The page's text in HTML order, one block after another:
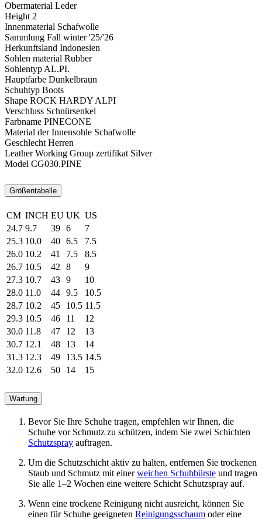
Obermaterial Leder
Height 2
Innenmaterial Schafwolle
Sammlung Fall winter '25/'26
Herkunftsland Indonesien
Sohlen material Rubber
Sohlentyp AL.PI.
Hauptfarbe Dunkelbraun
Schuhtyp Boots
Shape ROCK HARDY ALPI
Verschluss Schnürsenkel
Farbname PINECONE
Material der Innensohle Schafwolle
Geschlecht Herren
Leather Working Group zertifikat Silver
Model CG030.PINE
Größentabelle
CM INCH EU UK US
24.7 9.7 39 6
7
25.3 10.0 40 6.5
7.5
26.0 10.2 41 7.5
8.5
26.7 10.5 42 8
9
27.3 10.7 43 9
10
28.0 11.0 44 9.5
10.5
28.7 10.2 45 10.5 11.5
29.3 10.5 46 11
12
30.0 11.8 47 12
13
30.7 12.1 48 13
14
31.3 12.3 49 13.5 14.5
32.0 12.6 50 14 15
Wartung
Bevor Sie Ihre Schuhe tragen, empfehlen wir Ihnen, die
Schuhe vor Schmutz zu schützen, indem Sie zwei Schichten
Schutzspray auftragen.
Um die Schutzschicht aktiv zu halten, entfernen Sie trockenen
Staub und Schmutz mit einerweichen Schuhbürste und tragen
Sie alle 1–2 Wochen eine weitere Schicht Schutzspray auf.
Wenn eine trockene Reinigung nicht ausreicht, können Sie
einen für Schuhe geeigneten Reinigungsschaum oder eine